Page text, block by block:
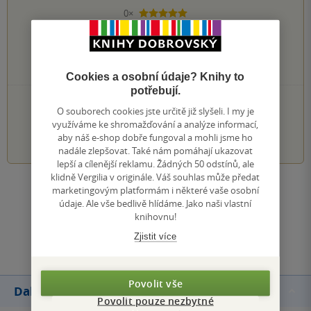
0×
5 hvězdiček
0×
3 hvězdičky
0×
2 hvězdičky
1 hvezdička
1 2 3 4 5
Zobrazit všechna hodnocení
Přidat hodnocení
Další knihy autora
Cookies a osobní údaje? Knihy to
potřebují.
O souborech cookies jste určitě již slyšeli. I my je
využíváme ke shromažďování a analýze informací,
aby náš e-shop dobře fungoval a mohli jsme ho
nadále zlepšovat. Také nám pomáhají ukazovat
lepší a cílenější reklamu. Žádných 50 odstínů, ale
klidně Vergilia v originále. Váš souhlas může předat
marketingovým platformám i některé vaše osobní
údaje. Ale vše bedlivě hlídáme. Jako naši vlastní
knihovnu!
Zjistit více
Povolit vše
Povolit pouze nezbytné